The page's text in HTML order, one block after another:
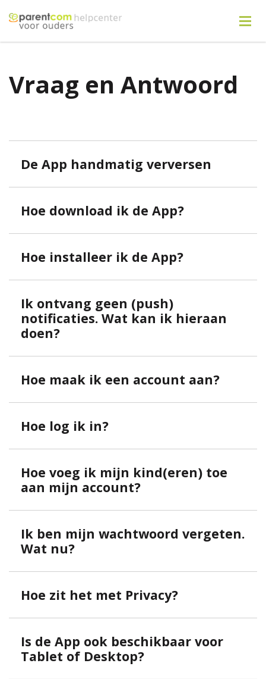
Vraag en Antwoord
De App handmatig verversen
Hoe download ik de App?
Hoe installeer ik de App?
Ik ontvang geen (push)
notificaties. Wat kan ik hieraan
doen?
Hoe maak ik een account aan?
Hoe log ik in?
Hoe voeg ik mijn kind(eren) toe
aan mijn account?
Ik ben mijn wachtwoord vergeten.
Wat nu?
Hoe zit het met Privacy?
Is de App ook beschikbaar voor
Tablet of Desktop?